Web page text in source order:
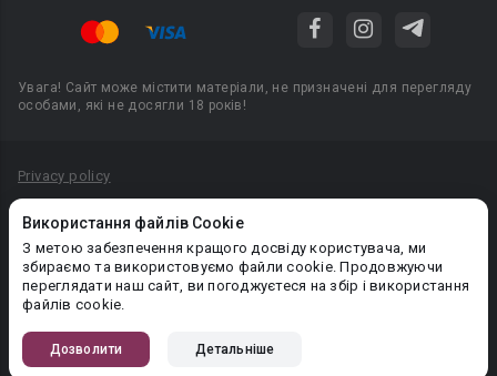
Використання файлів Cookie
З метою забезпечення кращого досвіду користувача, ми
збираємо та використовуємо файли cookie. Продовжуючи
переглядати наш сайт, ви погоджуєтеся на збір і використання
файлів cookie.
Дозволити Детальніше
Увага! Сайт може містити матеріали, не призначені для перегляду
особами, які не досягли 18 років!
Privacy policy
Політика конфіденційності
Правила публікації авторського контенту
PR-вiддiл: pr@booknet.com
© 2026 Booknet. Всі права захищено.